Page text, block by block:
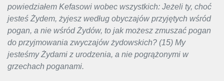
powiedziałem Kefasowi wobec wszystkich: Jeżeli ty, choć
jesteś Żydem, żyjesz według obyczajów przyjętych wśród
pogan, a nie wśród Żydów, to jak możesz zmuszać pogan
do przyjmowania zwyczajów żydowskich? (15) My
jesteśmy Żydami z urodzenia, a nie pogrążonymi w
grzechach poganami.